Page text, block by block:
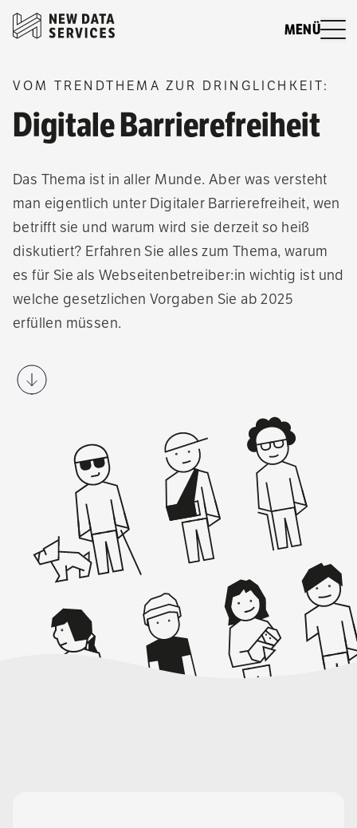
MENÜ
VOM TRENDTHEMA ZUR DRINGLICHKEIT:
Digitale Barrierefreiheit
Das Thema ist in aller Munde. Aber was versteht
man eigentlich unter Digitaler Barrierefreiheit, wen
betrifft sie und warum wird sie derzeit so heiß
diskutiert? Erfahren Sie alles zum Thema, warum
es für Sie als Webseitenbetreiber:in wichtig ist und
welche gesetzlichen Vorgaben Sie ab 2025
erfüllen müssen.